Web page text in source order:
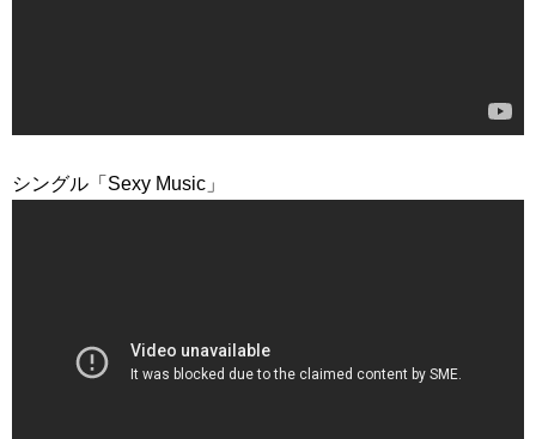
シングル「Sexy Music」